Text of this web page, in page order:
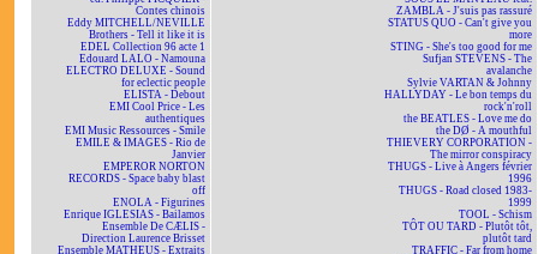
Contes chinois
Eddy MITCHELL/NEVILLE
Brothers - Tell it like it is
EDEL Collection 96 acte 1
Edouard LALO - Namouna
ELECTRO DELUXE - Sound
for eclectic people
ELISTA - Debout
EMI Cool Price - Les
authentiques
EMI Music Ressources - Smile
EMILE & IMAGES - Rio de
Janvier
EMPEROR NORTON
RECORDS - Space baby blast
off
ENOLA - Figurines
Enrique IGLESIAS - Bailamos
Ensemble De CÆLIS -
Direction Laurence Brisset
Ensemble MATHEUS - Extraits
ZAMBLA - J'suis pas rassuré
STATUS QUO - Can't give you
more
STING - She's too good for me
Sufjan STEVENS - The
avalanche
Sylvie VARTAN & Johnny
HALLYDAY - Le bon temps du
rock'n'roll
the BEATLES - Love me do
the DØ - A mouthful
THIEVERY CORPORATION -
The mirror conspiracy
THUGS - Live à Angers février
1996
THUGS - Road closed 1983-
1999
TOOL - Schism
TÔT OU TARD - Plutôt tôt,
plutôt tard
TRAFFIC - Far from home